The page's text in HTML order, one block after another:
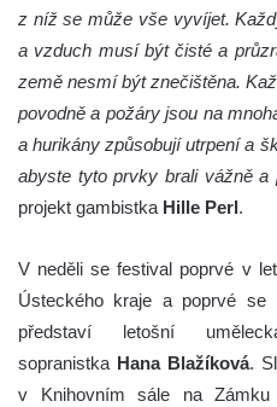
z níž se může vše vyvíjet.
a vzduch musí být čisté a
země nesmí být znečištěna.
povodně a požáry jsou na
a hurikány způsobují utrpení a
abyste tyto prvky brali vážně a
projekt gambistka Hille Perl.
V neděli se festival poprvé v
Ústeckého kraje a poprvé se
představí letošní
sopranistka Hana Blažíková.
v Knihovním sále na